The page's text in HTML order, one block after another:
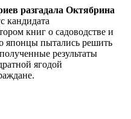
разгадала Октябрина
кандидата
книг о садоводстве и
японцы пытались решить
результаты
ягодой